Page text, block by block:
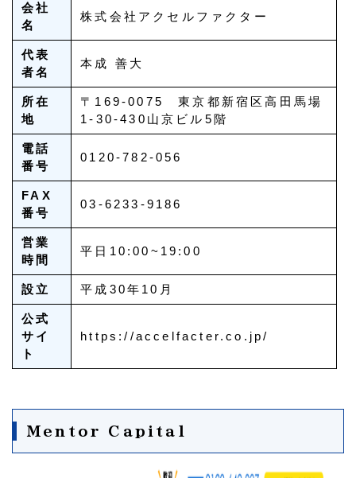
会社
名
株式会社アクセルファクター
代表
者名
本成 善大
所在
地
〒169-0075 東京都新宿区高田馬場
1-30-430山京ビル5階
電話
番号
0120-782-056
FAX
番号
03-6233-9186
営業
時間
平日10:00~19:00
設立 平成30年10月
公式
サイ
ト
https://accelfacter.co.jp/
Mentor Capital